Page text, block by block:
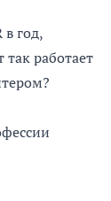
в год,
так работает